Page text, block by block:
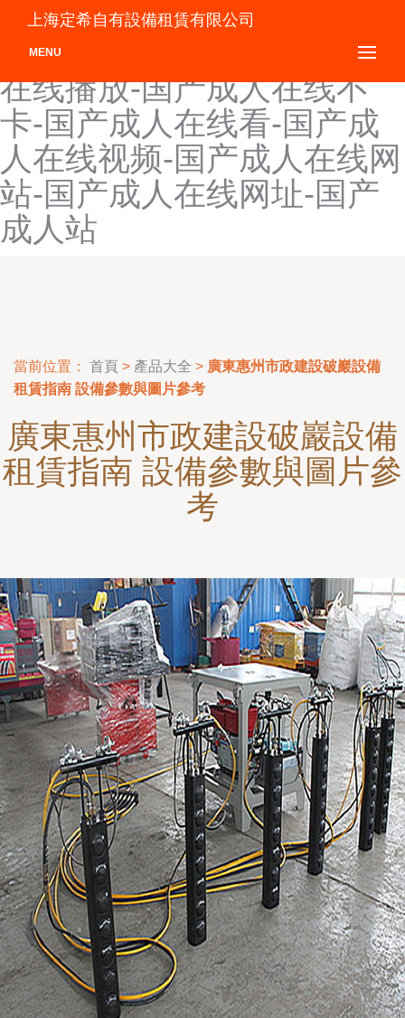
国产成人影院-国产成人原
创-国产成人在线-国产成人
在线播放-国产成人在线不
卡-国产成人在线看-国产成
人在线视频-国产成人在线网
站-国产成人在线网址-国产
成人站
上海定希自有設備租賃有限公司
MENU
當前位置： 首頁 > 產品大全 > 廣東惠州市政建設破巖設備
租賃指南 設備參數與圖片參考
廣東惠州市政建設破巖設備
租賃指南 設備參數與圖片參
考